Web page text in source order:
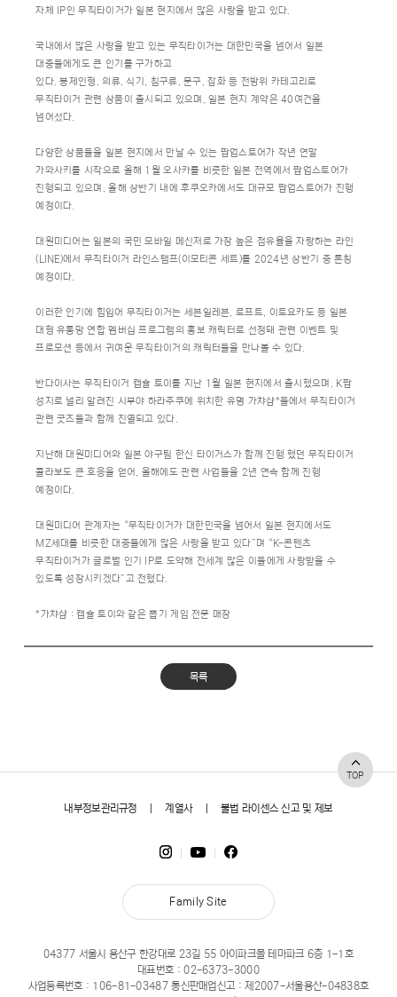
자체 IP인 무직타이거가 일본 현지에서 많은 사랑을 받고 있다.
국내에서 많은 사랑을 받고 있는 무직타이거는 대한민국을 넘어서 일본
대중들에게도 큰 인기를 구가하고
있다. 봉제인형, 의류, 식기, 침구류, 문구, 잡화 등 전방위 카테고리로
무직타이거 관련 상품이 출시되고 있으며, 일본 현지 계약은 40여건을
넘어섰다.
다양한 상품들을 일본 현지에서 만날 수 있는 팝업스토어가 작년 연말
가와사키를 시작으로 올해 1월 오사카를 비롯한 일본 전역에서 팝업스토어가
진행되고 있으며, 올해 상반기 내에 후쿠오카에서도 대규모 팝업스토어가 진행
예정이다.
대원미디어는 일본의 국민 모바일 메신저로 가장 높은 점유율을 자랑하는 라인
(LINE)에서 무직타이거 라인스탬프(이모티콘 세트)를 2024년 상반기 중 론칭
예정이다.
이러한 인기에 힘입어 무직타이거는 세븐일레븐, 로프트, 이토요카도 등 일본
대형 유통망 연합 멤버십 프로그램의 홍보 캐릭터로 선정돼 관련 이벤트 및
프로모션 등에서 귀여운 무직타이거의 캐릭터들을 만나볼 수 있다.
반다이사는 무직타이거 캡슐 토이를 지난 1월 일본 현지에서 출시했으며, K팝
성지로 널리 알려진 시부야 하라주쿠에 위치한 유명 가챠샵*들에서 무직타이거
관련 굿즈들과 함께 진열되고 있다.
지난해 대원미디어와 일본 야구팀 한신 타이거스가 함께 진행 했던 무직타이거
콜라보도 큰 호응을 얻어, 올해에도 관련 사업들을 2년 연속 함께 진행
예정이다.
대원미디어 관계자는 “무직타이거가 대한민국을 넘어서 일본 현지에서도
MZ세대를 비롯한 대중들에게 많은 사랑을 받고 있다”며 “K-콘텐츠
무직타이거가 글로벌 인기 IP로 도약해 전세계 많은 이들에게 사랑받을 수
있도록 성장시키겠다”고 전했다.
*가챠샵 : 캡슐 토이와 같은 뽑기 게임 전문 매장
목록
TOP
내부정보관리규정 |계열사|불법 라이센스 신고 및 제보
Family Site
04377 서울시 용산구 한강대로 23길 55 아이파크몰 테마파크 6층 1-1호
대표번호 :02-6373-3000
사업등록번호 : 106-81-03487 통신판매업신고 : 제2007-서울용산-04838호